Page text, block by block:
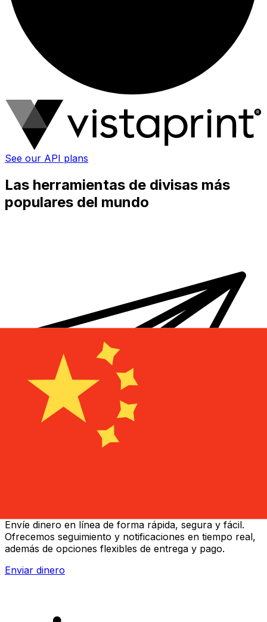
See our API plans
Las herramientas de divisas más
populares del mundo
Envíe dinero en línea de forma rápida, segura y fácil.
Ofrecemos seguimiento y notificaciones en tiempo real,
además de opciones flexibles de entrega y pago.
Enviar dinero